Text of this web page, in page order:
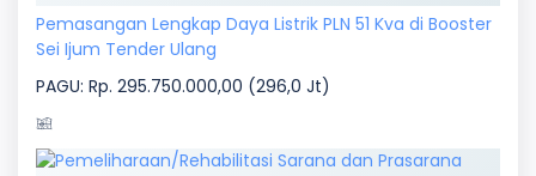
Pemasangan Lengkap Daya Listrik PLN 51 Kva di Booster
Sei Ijum Tender Ulang
PAGU: Rp. 295.750.000,00 (296,0 Jt)